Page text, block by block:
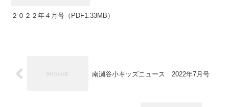
２０２２年４月号（PDF1.33MB）
南瀬谷小キッズニュース 2022年7月号